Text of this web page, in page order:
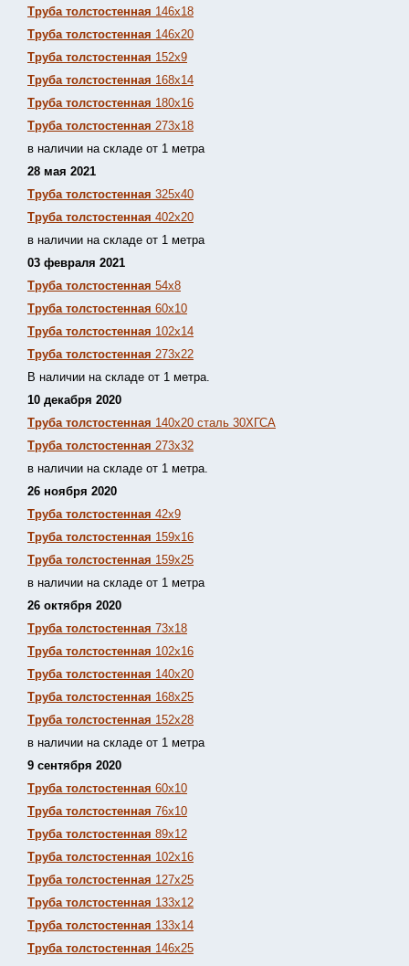
Труба толстостенная 146х18
Труба толстостенная 146х20
Труба толстостенная 152х9
Труба толстостенная 168х14
Труба толстостенная 180х16
Труба толстостенная 273х18
в наличии на складе от 1 метра
28 мая 2021
Труба толстостенная 325х40
Труба толстостенная 402х20
в наличии на складе от 1 метра
03 февраля 2021
Труба толстостенная 54х8
Труба толстостенная 60х10
Труба толстостенная 102х14
Труба толстостенная 273х22
В наличии на складе от 1 метра.
10 декабря 2020
Труба толстостенная 140х20 сталь 30ХГСА
Труба толстостенная 273х32
в наличии на складе от 1 метра.
26 ноября 2020
Труба толстостенная 42х9
Труба толстостенная 159х16
Труба толстостенная 159х25
в наличии на складе от 1 метра
26 октября 2020
Труба толстостенная 73х18
Труба толстостенная 102х16
Труба толстостенная 140х20
Труба толстостенная 168х25
Труба толстостенная 152х28
в наличии на складе от 1 метра
9 сентября 2020
Труба толстостенная 60х10
Труба толстостенная 76х10
Труба толстостенная 89х12
Труба толстостенная 102х16
Труба толстостенная 127х25
Труба толстостенная 133х12
Труба толстостенная 133х14
Труба толстостенная 146х25